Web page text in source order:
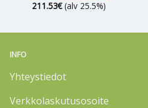
211.53€ (alv 25.5%)
INFO
Yhteystiedot
Verkkolaskutusosoite